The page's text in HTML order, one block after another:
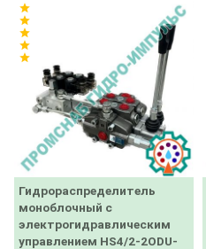
Гидрораспределитель
моноблочный с
электрогидравлическим
управлением HS4/2-2ODU-
star
star
star
star
star